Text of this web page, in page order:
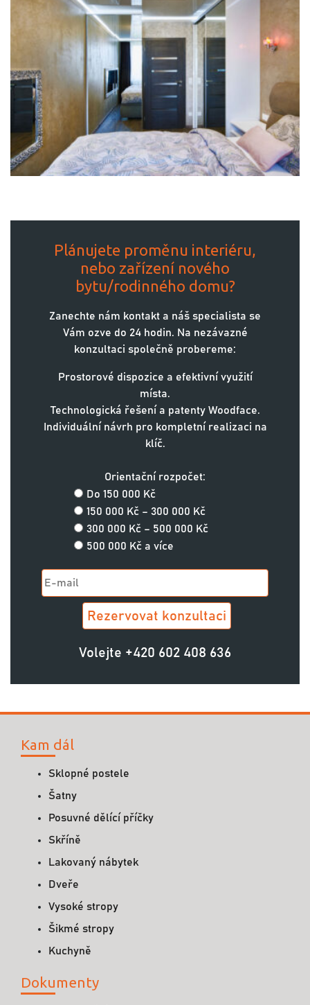
Plánujete proměnu interiéru,
nebo zařízení nového
bytu/rodinného domu?
Zanechte nám kontakt a náš specialista se
Vám ozve do 24 hodin. Na nezávazné
konzultaci společně probereme:
Prostorové dispozice a efektivní využití
místa.
Technologická řešení a patenty Woodface.
Individuální návrh pro kompletní realizaci na
klíč.
Orientační rozpočet:
Do 150 000 Kč
150 000 Kč – 300 000 Kč
300 000 Kč – 500 000 Kč
500 000 Kč a více
Volejte +420 602 408 636
Kam dál
Sklopné postele
Šatny
Posuvné dělící příčky
Skříně
Lakovaný nábytek
Dveře
Vysoké stropy
Šikmé stropy
Kuchyně
Dokumenty